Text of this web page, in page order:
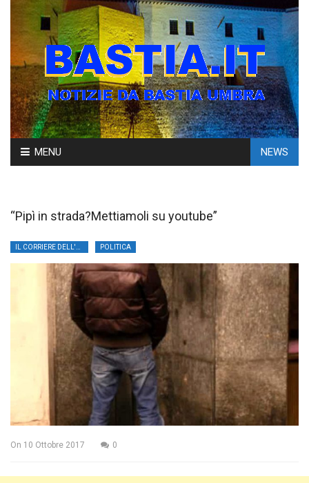
Skip
to
MENU NEWS
“Pipì in strada?Mettiamoli su youtube”
POLITICA
On 10 Ottobre 2017 0